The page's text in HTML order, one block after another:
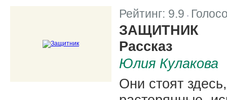
Рейтинг: 9.9 |
ЗАЩИТНИК
Рассказ
Юлия Кулакова
Они стоят